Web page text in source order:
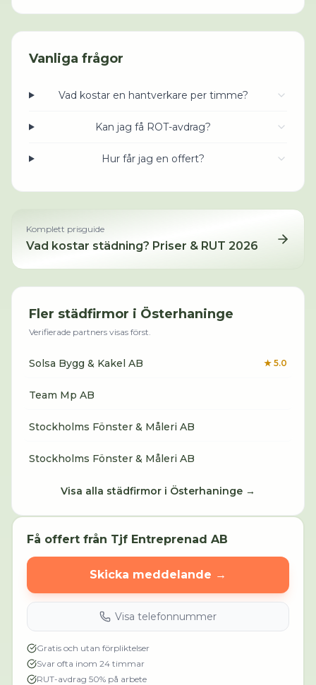
Vanliga frågor
Vad kostar en hantverkare per timme?
Kan jag få ROT-avdrag?
Hur får jag en offert?
Komplett prisguide
Vad kostar städning? Priser & RUT 2026
Fler städfirmor i Österhaninge
Verifierade partners visas först.
Solsa Bygg & Kakel AB ★ 5.0
Team Mp AB
Stockholms Fönster & Måleri AB
Stockholms Fönster & Måleri AB
Visa alla städfirmor i Österhaninge →
Få offert från Tjf Entreprenad AB
Skicka meddelande →
Visa telefonnummer
Gratis och utan förpliktelser
Svar ofta inom 24 timmar
RUT-avdrag 50% på arbete